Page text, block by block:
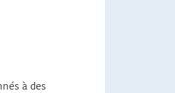
à des